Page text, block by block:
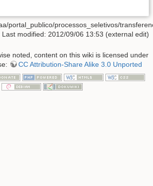
portal_publico/processos_seletivos/
Last modified: 2012/09/06 13:53 (external edit)
noted, content on this wiki is licensed under
CC Attribution-Share Alike 3.0 Unported